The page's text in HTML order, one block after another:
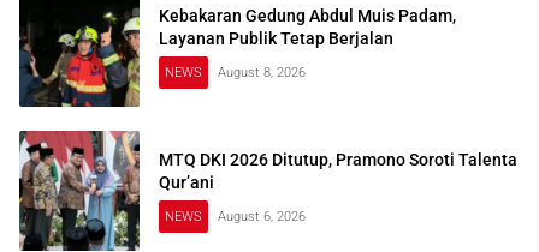
Kebakaran Gedung Abdul Muis Padam,
Layanan Publik Tetap Berjalan
NEWS August 8, 2026
MTQ DKI 2026 Ditutup, Pramono Soroti Talenta
Qur’ani
NEWS August 6, 2026